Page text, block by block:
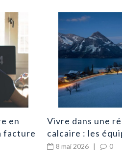
en
facture
?
Vivre dans une
calcaire : les
indispensables
8 mai 2026 | 0